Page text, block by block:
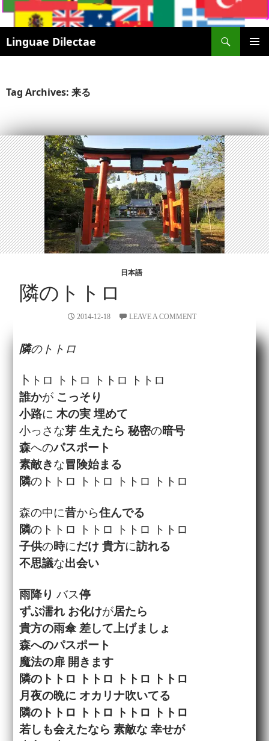
Linguae Dilectae
SKIP
Tag Archives: 来る
日本語
隣のトトロ
2014-12-18 LEAVE A COMMENT
隣のトトロ
卜トロ トトロ トトロ トトロ
誰かが こっそり
小路に 木の実 埋めて
小っさな芽 生えたら 秘密の暗号
森へのパスポート
素敵きな冒険始まる
隣のトトロ トトロ トトロ トトロ
森の中に昔から住んでる
隣のトトロ トトロ トトロ トトロ
子供の時にだけ 貴方に訪れる
不思議な出会い
雨降り バス停
ずぶ濡れ お化けが居たら
貴方の雨傘 差して上げましょ
森へのパスポート
魔法の扉 開きます
隣のトトロ トトロ トトロ トトロ
月夜の晩に オカリナ吹いてる
隣のトトロ トトロ トトロ トトロ
若しも会えたなら素敵な幸せが